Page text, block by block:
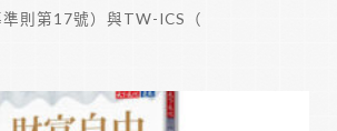
則第17號）與TW-ICS（